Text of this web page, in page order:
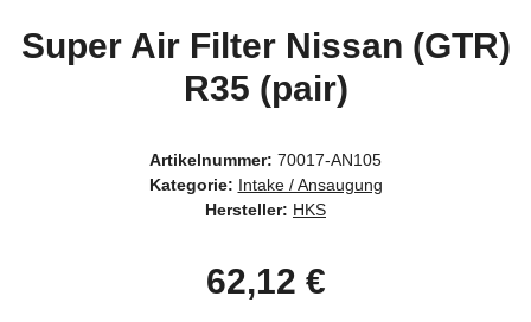
Super Air Filter Nissan (GTR)
R35 (pair)
Artikelnummer: 70017-AN105
Kategorie: Intake / Ansaugung
Hersteller: HKS
62,12 €